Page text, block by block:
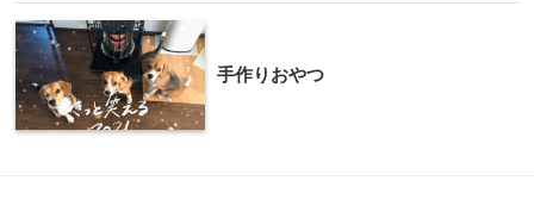
手作りおやつ